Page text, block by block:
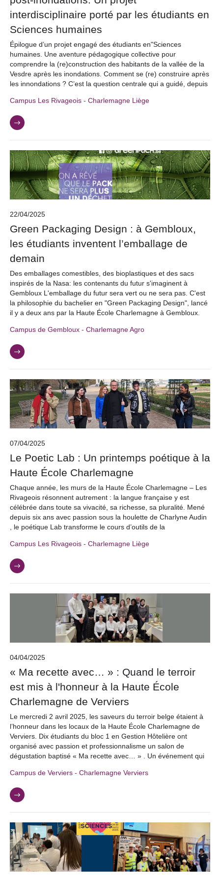
interdisciplinaire porté par les étudiants en
Sciences humaines
Épilogue d’un projet engagé des étudiants en"Sciences
humaines. Une aventure pédagogique collective pour
comprendre la (re)construction des habitants de la vallée de la
Vesdre après les inondations. Comment se (re) construire après
les innondations ? C’est la question centrale qui a guidé, depuis
Campus Les Rivageois - Charlemagne Liège
22/04/2025
Green Packaging Design : à Gembloux,
les étudiants inventent l’emballage de
demain
Des emballages comestibles, des bioplastiques et des sacs
inspirés de la Nasa: les contenants du futur s'imaginent à
Gembloux L'emballage du futur sera vert ou ne sera pas. C'est
la philosophie du bachelier en "Green Packaging Design", lancé
il y a deux ans par la Haute École Charlemagne à Gembloux.
Campus de Gembloux - Charlemagne Agro
07/04/2025
Le Poetic Lab : Un printemps poétique à la
Haute École Charlemagne
Chaque année, les murs de la Haute École Charlemagne – Les
Rivageois résonnent autrement : la langue française y est
célébrée dans toute sa vivacité, sa richesse, sa pluralité. Mené
depuis six ans avec passion sous la houlette de Charlyne Audin
, le poétique Lab transforme le cours d’outils de la
Campus Les Rivageois - Charlemagne Liège
04/04/2025
« Ma recette avec… » : Quand le terroir
est mis à l'honneur à la Haute École
Charlemagne de Verviers
Le mercredi 2 avril 2025, les saveurs du terroir belge étaient à
l’honneur dans les locaux de la Haute École Charlemagne de
Verviers. Dix étudiants du bloc 1 en Gestion Hôtelière ont
organisé avec passion et professionnalisme un salon de
dégustation baptisé « Ma recette avec… » . Un événement qui
Campus de Verviers - Charlemagne Verviers